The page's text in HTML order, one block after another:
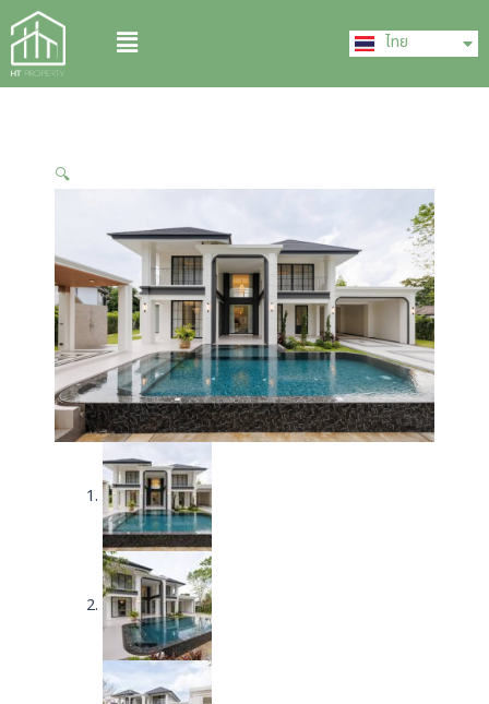
Skip
to
content
Menu ไทย
中文 (中国)
🔍